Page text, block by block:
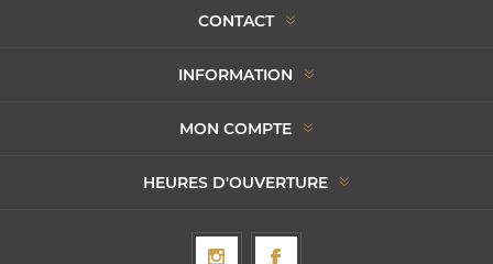
CONTACT
INFORMATION
MON COMPTE
HEURES D'OUVERTURE